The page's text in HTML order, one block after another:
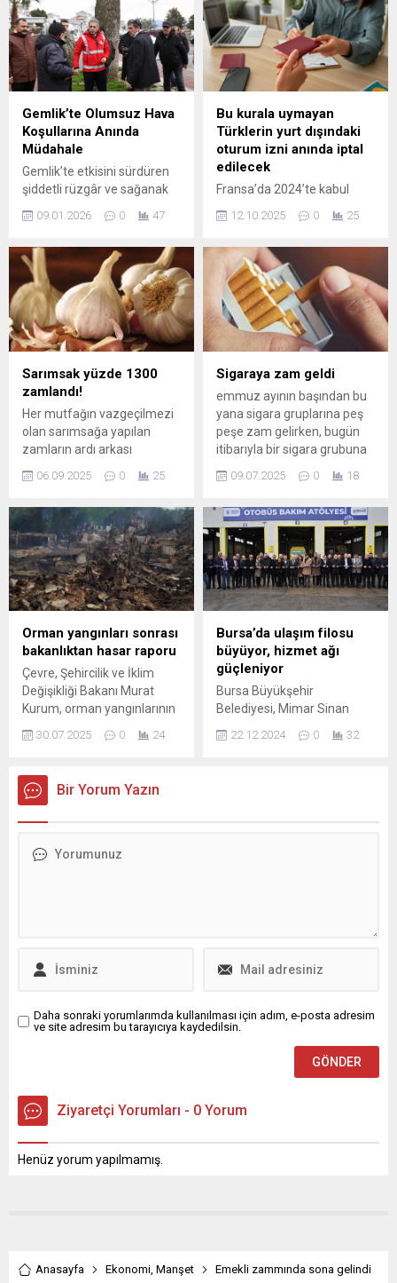
Gemlik’te Olumsuz Hava
Koşullarına Anında
Müdahale
Gemlik’te etkisini sürdüren
şiddetli rüzgâr ve sağanak
yağış, günlük yaşamı
olumsuz etkilemeye devam
meydana gelen çatı
uçmaları, ağaç devrilmeleri
ve benzeri olumsuzluklara
karşı Gemlik Belediyesi
ekipleri sahada aralıksız
görev yapıyor. Gemlik
Belediye Başkanı Şükrü
Deviren, başkan yardımcıları
Müdürlüğü, Fen İşleri
Müdürlüğü, Park ve...
09.01.2026 0 47
Bu kurala uymayan
Türklerin yurt dışındaki
oturum izni anında iptal
edilecek
Fransa’da 2024’te kabul
edilen yeni göçmenlik
yasası, 2025 itibarıyla tam
Düzenlemeye göre oturum
kartı almak isteyen
yabancılardan artık Fransa
Cumhuriyeti’nin temel
değerlerine bağlılık sözü
istenecek. Bu taahhüdü ihlal
edenlerin oturum izinleri,
süresi dolmadan iptal
edilebilecek.
12.10.2025 0 25
Sarımsak yüzde 1300
zamlandı!
Her mutfağın vazgeçilmezi
olan sarımsağa yapılan
zamların ardı arkası
fiyatı 300 lirayı bulan
yüzde 1300'ü aştı. 2021
yılında marketlerde 21
liradan satılan sarımsağın
kilosu artık 300 liraya ...
06.09.2025 0 25
Sigaraya zam geldi
emmuz ayının başından bu
yana sigara gruplarına peş
peşe zam gelirken, bugün
itibarıyla bir sigara grubuna
Philip Morris grubu da sigara
firmalar arasına katıldı.
ZAMMI TBYD BAŞKANI
DUYURDU Tekel ...
09.07.2025 0 18
Orman yangınları sonrası
bakanlıktan hasar raporu
Çevre, Şehircilik ve İklim
Değişikliği Bakanı Murat
Kurum, orman yangınlarının
ardından yürütülen hasar
tespit çalışmalarına ilişkin
medya hesabı üzerinden
açıklama yapan Kurum, 20
30.07.2025 0 24
Bursa’da ulaşım filosu
büyüyor, hizmet ağı
güçleniyor
Bursa Büyükşehir
Belediyesi, Mimar Sinan
Otobüs Garajı’ını yenilenen
yüzüyle hizmete açtı. 14
güvenli, erişilebilir...
22.12.2024 0 32
Bir Yorum Yazın
Daha sonraki yorumlarımda kullanılması için adım, e-posta adresim
ve site adresim bu tarayıcıya kaydedilsin.
Ziyaretçi Yorumları - 0 Yorum
Henüz yorum yapılmamış.
Anasayfa Ekonomi, Manşet Emekli zammında sona gelindi